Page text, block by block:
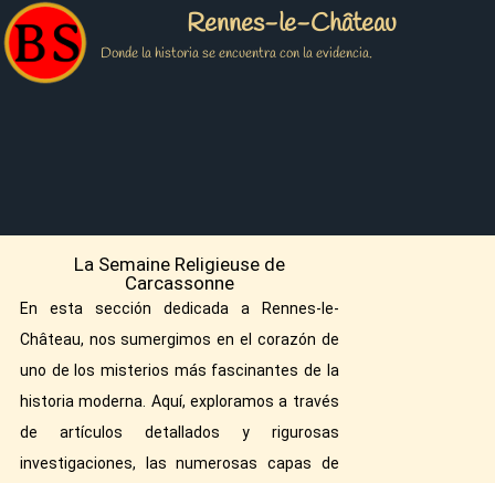
Rennes-le-Château
Donde la historia se encuentra con la evidencia.
La Semaine Religieuse de
Carcassonne
En esta sección dedicada a Rennes-le-
Château, nos sumergimos en el corazón de
uno de los misterios más fascinantes de la
historia moderna. Aquí, exploramos a través
de artículos detallados y rigurosas
investigaciones, las numerosas capas de